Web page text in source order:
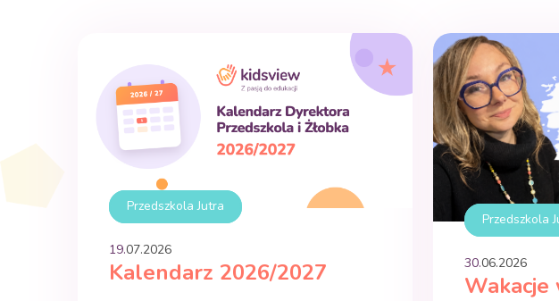
Przedszkola Jutra
19.07.2026
Kalendarz 2026/2027
Przedszkola
30.06.2026